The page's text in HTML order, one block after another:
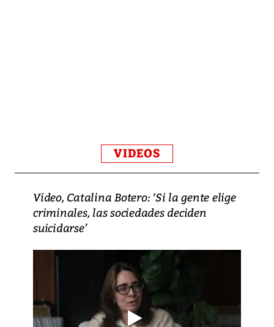
VIDEOS
Video, Catalina Botero: ‘Si la gente elige
criminales, las sociedades deciden
suicidarse’